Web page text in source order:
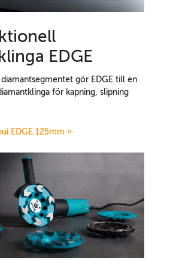
EDGE
gör EDGE till en
för kapning, slipning
EDGE 125mm »